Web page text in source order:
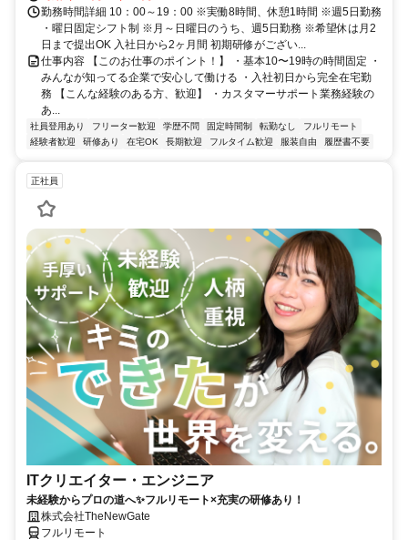
勤務時間詳細 10：00～19：00 ※実働8時間、休憩1時間 ※週5日勤務
・曜日固定シフト制 ※月～日曜日のうち、週5日勤務 ※希望休は月2
日まで提出OK 入社日から2ヶ月間 初期研修がござい...
仕事内容 【このお仕事のポイント！】 ・基本10〜19時の時間固定 ・
みんなが知ってる企業で安心して働ける ・入社初日から完全在宅勤
務 【こんな経験のある方、歓迎】 ・カスタマーサポート業務経験の
あ...
社員登用あり フリーター歓迎 学歴不問 固定時間制 転勤なし
フルリモート
経験者歓迎
研修あり 在宅OK 長期歓迎 フルタイム歓迎 服装自由 履歴書不要
正社員
ITクリエイター・エンジニア
未経験からプロの道へ✨フルリモート×充実の研修あり！
株式会社TheNewGate
フルリモート